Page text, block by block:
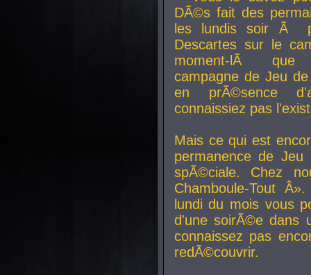
DÃ©s fait des
les lundis soir Ã
Descartes sur le
moment-lÃ que
campagne de Jeu
en prÃ©sence
connaissiez pas
Mais ce qui est
permanence de
spÃ©ciale. Chez
Chamboule-Tout
lundi du mois vous
d'une soirÃ©e dans
connaissez pas
redÃ©couvrir.